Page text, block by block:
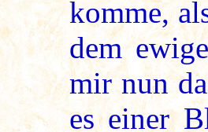
komme,
dem
mir nun
es einer